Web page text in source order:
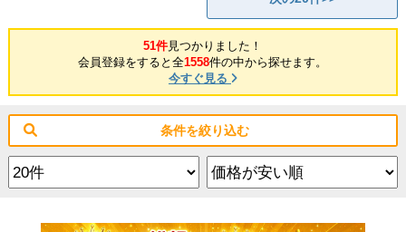
51件見つかりました！
会員登録をすると全1558件の中から探せます。
今すぐ見る
条件を絞り込む